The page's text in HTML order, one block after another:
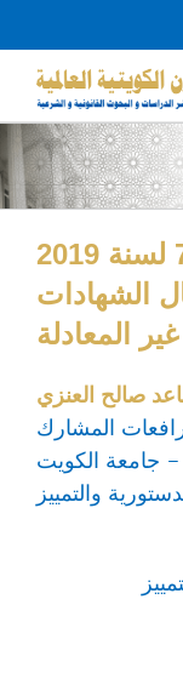
تعليق على القانون رقم 78 لسنة 2019
الشهادات
غير المعادلة
صالح العنزي
المشارك
– جامعة الكويت
والتمييز